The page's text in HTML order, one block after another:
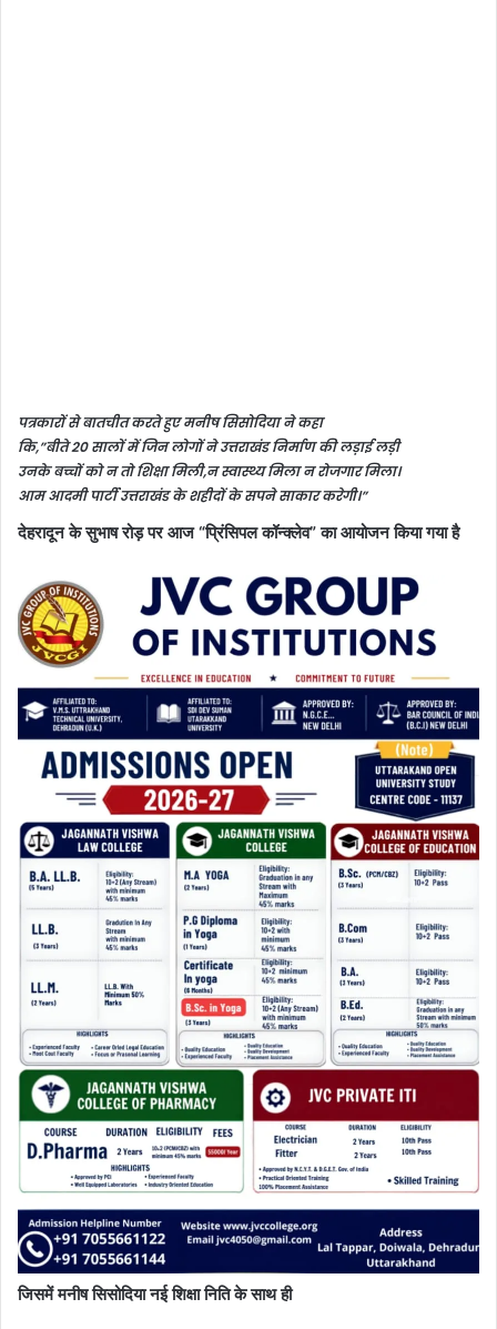
पत्रकारों से बातचीत करते हुए मनीष सिसोदिया ने कहा
कि,”बीते 20 सालों में जिन लोगों ने उत्तराखंड निर्माण की लड़ाई लड़ी
उनके बच्चों को न तो शिक्षा मिली,न स्वास्थ्य मिला न रोजगार मिला।
आम आदमी पार्टी उत्तराखंड के शहीदों के सपने साकार करेगी।”
देहरादून के सुभाष रोड़ पर आज “प्रिंसिपल कॉन्क्लेव” का आयोजन किया गया है
जिसमें मनीष सिसोदिया नई शिक्षा निति के साथ ही